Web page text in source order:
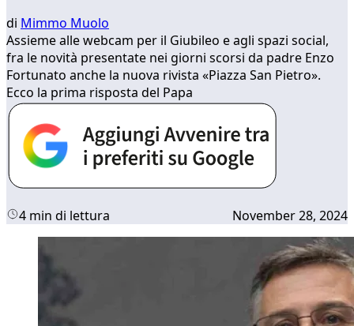
di Mimmo Muolo
Assieme alle webcam per il Giubileo e agli spazi social,
fra le novità presentate nei giorni scorsi da padre Enzo
Fortunato anche la nuova rivista «Piazza San Pietro».
Ecco la prima risposta del Papa
4 min di lettura November 28, 2024